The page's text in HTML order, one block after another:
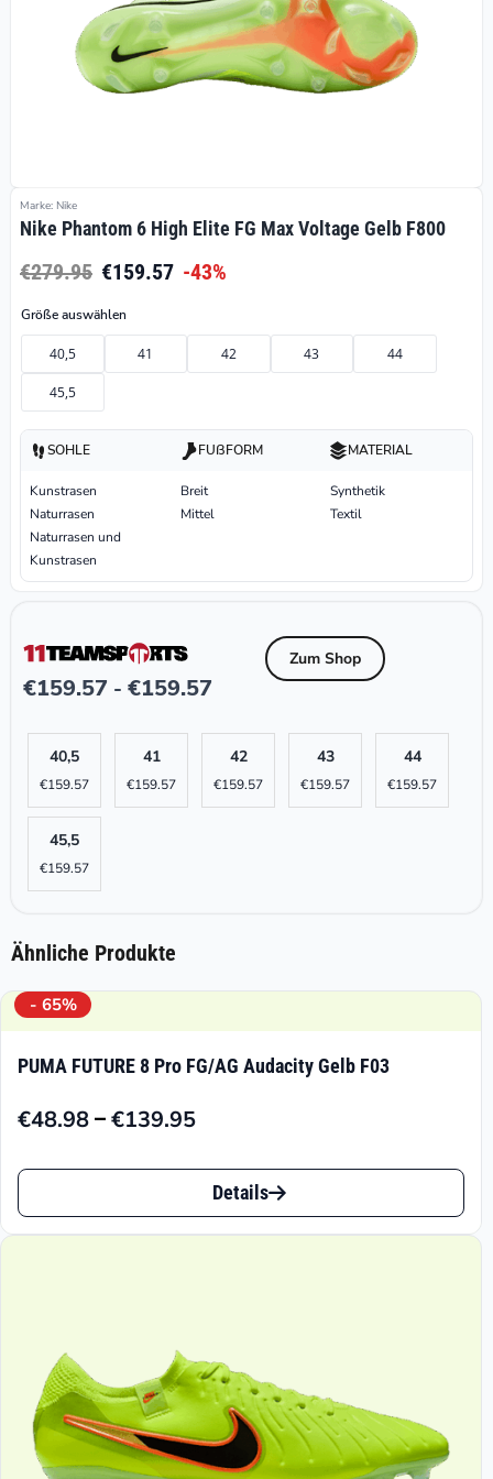
Marke: Nike
Nike Phantom 6 High Elite FG Max Voltage Gelb F800
€279.95 €159.57 -43%
Größe auswählen
40,5 41 42 43 44
45,5
SOHLE
Kunstrasen
Naturrasen
Naturrasen und
Kunstrasen
FUßFORM
Breit
Mittel
MATERIAL
Synthetik
Textil
€159.57 - €159.57
Zum Shop
40,5
€159.57
41
€159.57
42
€159.57
43
€159.57
44
€159.57
45,5
€159.57
Ähnliche Produkte
- 65%
PUMA FUTURE 8 Pro FG/AG Audacity Gelb F03
€48.98–€139.95
Preisspanne:
€139.95
Dieses
Produkt
auf.
Die
Optionen
Details